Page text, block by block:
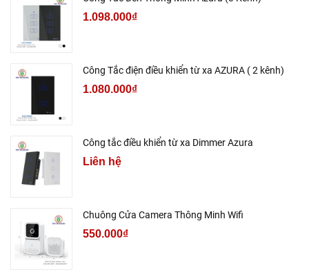
1.098.000₫
Công Tắc điện điều khiển từ xa AZURA ( 2 kênh)
1.080.000₫
Công tắc điều khiển từ xa Dimmer Azura
Liên hệ
Chuông Cửa Camera Thông Minh Wifi
550.000₫